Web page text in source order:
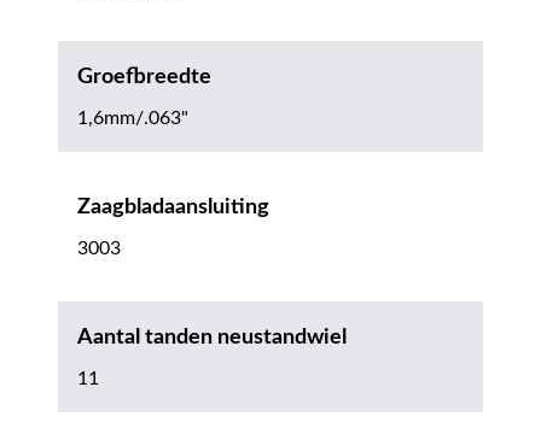
Groefbreedte
1,6mm/.063"
Zaagbladaansluiting
3003
Aantal tanden neustandwiel
11